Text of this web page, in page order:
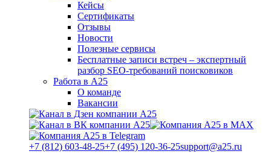
Кейсы
Сертификаты
Отзывы
Новости
Полезные сервисы
Бесплатные записи встреч – экспертный
разбор SEO-требований поисковиков
Работа в А25
О команде
Вакансии
+7 (812) 603-48-25+7 (495) 120-36-25support@a25.ru